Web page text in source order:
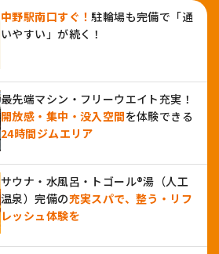
中野駅南口すぐ！駐輪場も完備で「通
いやすい」が続く！
最先端マシン・フリーウエイト充実！
開放感・集中・没入空間を体験できる
24時間ジムエリア
サウナ・水風呂・トゴール®湯（人工
温泉）完備の充実スパで、整う・リフ
レッシュ体験を